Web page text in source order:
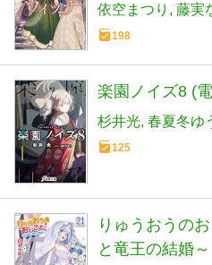
依空まつり 藤実
198
楽園ノイズ8 (
杉井光 春夏冬ゆ
125
りゅうおうの
と竜王の結婚